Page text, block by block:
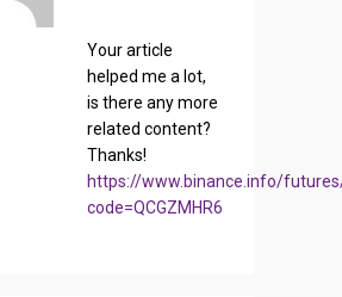
Your article
helped me a lot,
is there any more
related content?
Thanks!
https://www.binance.info/
code=QCGZMHR6